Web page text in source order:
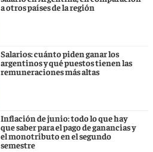
a otros países de la región
Salarios: cuánto piden ganar los
argentinos y qué puestos tienen las
remuneraciones más altas
Inflación de junio: todo lo que hay
que saber para el pago de ganancias y
el monotributo en el segundo
semestre